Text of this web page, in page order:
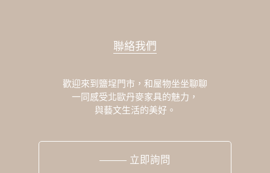
聯絡我們
歡迎來到鹽埕門市，和屋物坐坐聊聊
一同感受北歐丹麥家具的魅力，
與藝文生活的美好。
立即詢問